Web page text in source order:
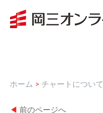
ホーム > チャートについて
◀ 前のページへ